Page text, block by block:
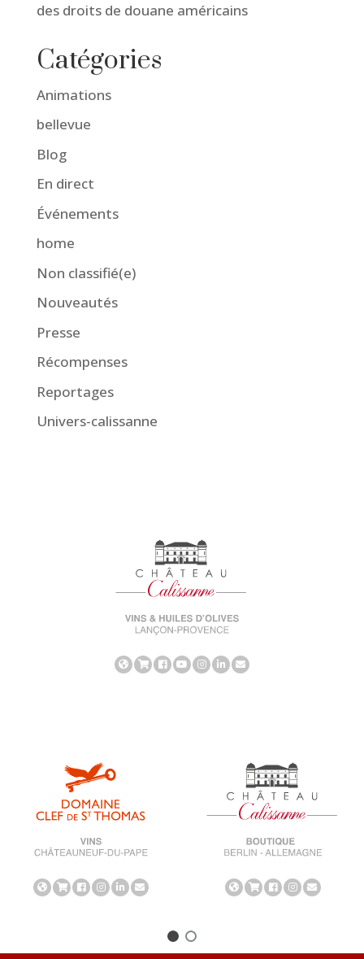
des droits de douane américains
Catégories
Animations
bellevue
Blog
En direct
Événements
home
Non classifié(e)
Nouveautés
Presse
Récompenses
Reportages
Univers-calissanne